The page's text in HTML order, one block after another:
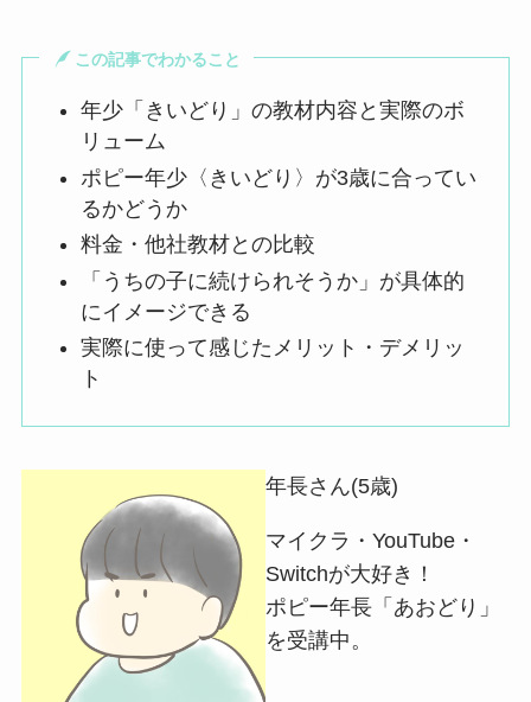
この記事でわかること
年少「きいどり」の教材内容と実際のボ
リューム
ポピー年少〈きいどり〉が3歳に合ってい
るかどうか
料金・他社教材との比較
「うちの子に続けられそうか」が具体的
にイメージできる
実際に使って感じたメリット・デメリッ
ト
年長さん(5歳)
マイクラ・YouTube・
Switchが大好き！
ポピー年長「あおどり」
を受講中。